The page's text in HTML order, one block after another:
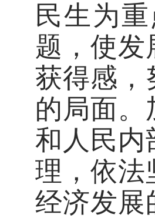
民生为
题，使发
获得感，
的局面
和人民内
理，依法
经济发展